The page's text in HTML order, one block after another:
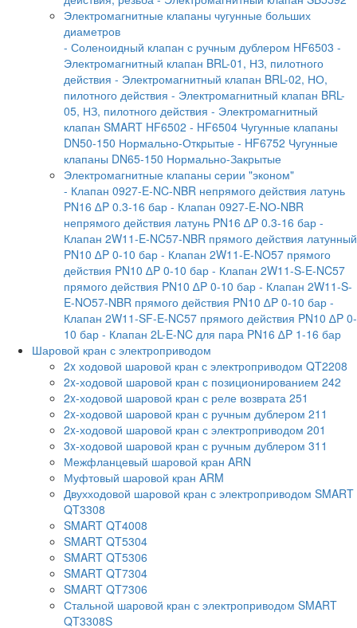
Электромагнитные клапаны чугунные больших
диаметров
- Соленоидный клапан с ручным дублером HF6503 -
Электромагнитный клапан BRL-01, НЗ, пилотного
действия - Электромагнитный клапан BRL-02, НО,
пилотного действия - Электромагнитный клапан BRL-
05, НЗ, пилотного действия - Электромагнитный
клапан SMART HF6502 - HF6504 Чугунные клапаны
DN50-150 Нормально-Открытые - HF6752 Чугунные
клапаны DN65-150 Нормально-Закрытые
Электромагнитные клапаны серии "эконом"
- Клапан 0927-E-NC-NBR непрямого действия латунь
PN16 ∆P 0.3-16 бар - Клапан 0927-E-NО-NBR
непрямого действия латунь PN16 ∆P 0.3-16 бар -
Клапан 2W11-E-NC57-NBR прямого действия латунный
PN10 ∆P 0-10 бар - Клапан 2W11-E-NO57 прямого
действия PN10 ∆P 0-10 бар - Клапан 2W11-S-E-NC57
прямого действия PN10 ∆P 0-10 бар - Клапан 2W11-S-
E-NO57-NBR прямого действия PN10 ∆P 0-10 бар -
Клапан 2W11-SF-E-NC57 прямого действия PN10 ∆P 0-
10 бар - Клапан 2L-E-NC для пара PN16 ∆P 1-16 бар
Шаровой кран с электроприводом
2x ходовой шаровой кран с электроприводом QT2208
2x-ходовой шаровой кран с позиционированием 242
2x-ходовой шаровой кран с реле возврата 251
2x-ходовой шаровой кран с ручным дублером 211
2x-ходовой шаровой кран с электроприводом 201
3x-ходовой шаровой кран с ручным дублером 311
Межфланцевый шаровой кран ARN
Муфтовый шаровой кран ARM
Двухходовой шаровой кран с электроприводом SMART
QT3308
SMART QT4008
SMART QT5304
SMART QT5306
SMART QT7304
SMART QT7306
Стальной шаровой кран с электроприводом SMART
QT3308S